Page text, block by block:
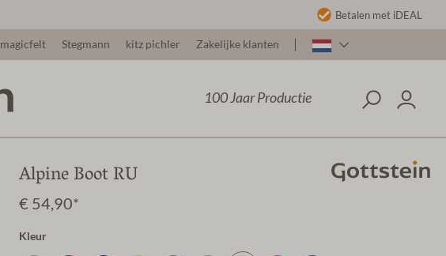
Betalen met iDEAL
magicfelt Stegmann kitz pichler Zakelijke klanten
100 Jaar Productie
Alpine Boot RU
€ 54,90*
Kleur